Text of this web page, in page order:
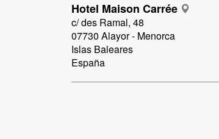
Hotel Maison Carrée
c/ des Ramal, 48
07730 Alayor - Menorca
Islas Baleares
España